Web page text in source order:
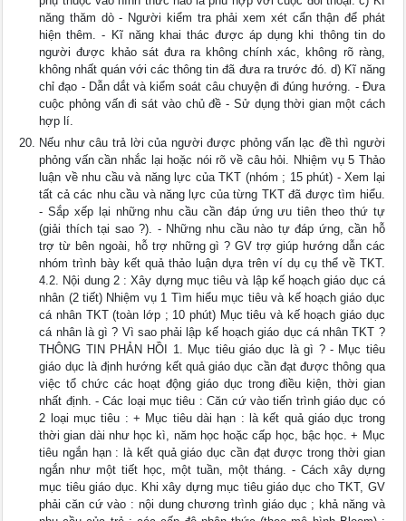
năng thăm dò - Người kiểm tra phải xem xét cẩn thận để phát
hiện thêm. - Kĩ năng khai thác được áp dụng khi thông tin do
người được khảo sát đưa ra không chính xác, không rõ ràng,
không nhất quán với các thông tin đã đưa ra trước đó. d) Kĩ năng
chỉ đạo - Dẫn dắt và kiểm soát câu chuyện đi đúng hướng. - Đưa
cuộc phỏng vấn đi sát vào chủ đề - Sử dụng thời gian một cách
hợp lí.
Nếu như câu trả lời của người được phỏng vấn lạc đề thì người
phỏng vấn cần nhắc lại hoặc nói rõ về câu hỏi. Nhiệm vụ 5 Thảo
luận về nhu cầu và năng lực của TKT (nhóm ; 15 phút) - Xem lại
tất cả các nhu cầu và năng lực của từng TKT đã được tìm hiểu.
- Sắp xếp lại những nhu cầu cần đáp ứng ưu tiên theo thứ tự
(giải thích tại sao ?). - Những nhu cầu nào tự đáp ứng, cần hỗ
trợ từ bên ngoài, hỗ trợ những gì ? GV trợ giúp hướng dẫn các
nhóm trình bày kết quả thảo luận dựa trên ví dụ cụ thể về TKT.
4.2. Nội dung 2 : Xây dựng mục tiêu và lập kế hoạch giáo dục cá
nhân (2 tiết) Nhiệm vụ 1 Tìm hiểu mục tiêu và kế hoạch giáo dục
cá nhân TKT (toàn lớp ; 10 phút) Mục tiêu và kế hoạch giáo dục
cá nhân là gì ? Vì sao phải lập kế hoạch giáo dục cá nhân TKT ?
THÔNG TIN PHẢN HỒI 1. Mục tiêu giáo dục là gì ? - Mục tiêu
giáo dục là định hướng kết quả giáo dục cần đạt được thông qua
việc tổ chức các hoạt động giáo dục trong điều kiện, thời gian
nhất định. - Các loại mục tiêu : Căn cứ vào tiến trình giáo dục có
2 loại mục tiêu : + Mục tiêu dài hạn : là kết quả giáo dục trong
thời gian dài như học kì, năm học hoặc cấp học, bậc học. + Mục
tiêu ngắn hạn : là kết quả giáo dục cần đạt được trong thời gian
ngắn như một tiết học, một tuần, một tháng. - Cách xây dựng
mục tiêu giáo dục. Khi xây dựng mục tiêu giáo dục cho TKT, GV
phải căn cứ vào : nội dung chương trình giáo dục ; khả năng và